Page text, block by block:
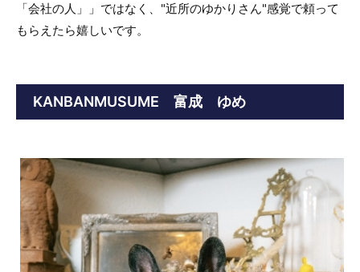
「会社の人」」ではなく、"近所のゆかりさん"感覚で頼って
もらえたら嬉しいです。
KANBANMUSUME 富成 ゆめ